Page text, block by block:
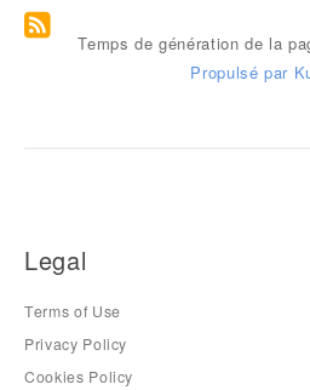
Temps de génération de la
Propulsé par
Legal
Terms of Use
Privacy Policy
Cookies Policy